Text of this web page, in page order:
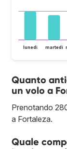
lunedì martedì
Quanto
un volo a
Prenotando
a Fortaleza.
Quale